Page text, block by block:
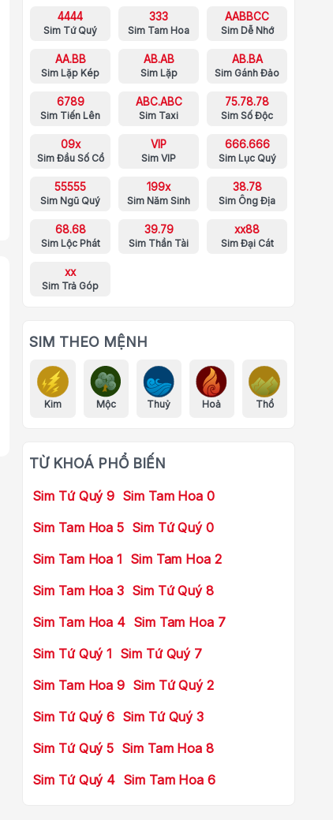
4444
Sim Tứ Quý
333
Sim Tam Hoa
AABBCC
Sim Dễ Nhớ
AA.BB
Sim Lặp Kép
AB.AB
Sim Lặp
AB.BA
Sim Gánh Đảo
6789
Sim Tiến Lên
ABC.ABC
Sim Taxi
75.78.78
Sim Số Độc
09x
Sim Đầu Số Cổ
VIP
Sim VIP
666.666
Sim Lục Quý
55555
Sim Ngũ Quý
199x
Sim Năm Sinh
38.78
Sim Ông Địa
68.68
Sim Lộc Phát
39.79
Sim Thần Tài
xx88
Sim Đại Cát
xx
Sim Trả Góp
SIM THEO MỆNH
Kim Mộc Thuỷ Hoả Thổ
TỪ KHOÁ PHỔ BIẾN
Sim Tứ Quý 9 Sim Tam Hoa 0
Sim Tam Hoa 5 Sim Tứ Quý 0
Sim Tam Hoa 1 Sim Tam Hoa 2
Sim Tam Hoa 3 Sim Tứ Quý 8
Sim Tam Hoa 4 Sim Tam Hoa 7
Sim Tứ Quý 1 Sim Tứ Quý 7
Sim Tam Hoa 9 Sim Tứ Quý 2
Sim Tứ Quý 6 Sim Tứ Quý 3
Sim Tứ Quý 5 Sim Tam Hoa 8
Sim Tứ Quý 4 Sim Tam Hoa 6